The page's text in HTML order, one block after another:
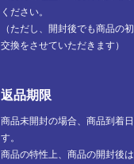
ください。
（ただし、開封後でも商品の
交換をさせていただきます）
返品期限
商品未開封の場合、商品到着
す。
商品の特性上、商品の開封後